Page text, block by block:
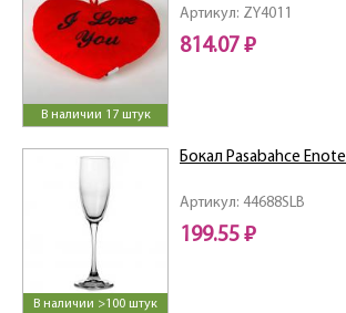
В наличии 17 штук
Артикул: ZY4011
814.07 ₽
В наличии >100 штук
Артикул: 44688SLB
Бокал Pasabahce
199.55 ₽